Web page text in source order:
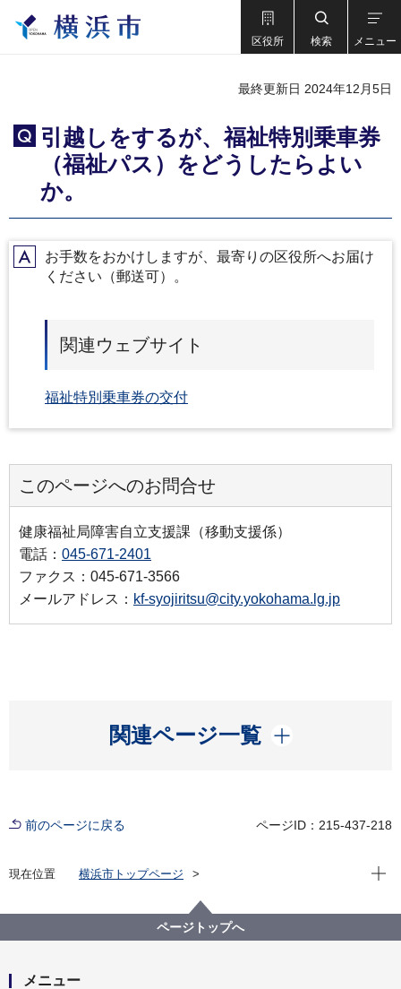
区役所 検索 メニュー
最終更新日 2024年12月5日
Q
引越しをするが、福祉特別乗車券
（福祉パス）をどうしたらよい
か。
Aお手数をおかけしますが、最寄りの区役所へお届け
ください（郵送可）。
関連ウェブサイト
福祉特別乗車券の交付
このページへのお問合せ
健康福祉局障害自立支援課（移動支援係）
電話： 045-671-2401
ファクス：045-671-3566
メールアドレス： kf-syojiritsu@city.yokohama.lg.jp
関連ページ一覧
開く
前のページに戻る ページID：215-437-218
現在位置
横浜市トップページ
健康福祉局
引越しをするが、福祉特別乗車券（福祉パス）をどう
現在
ページトップへ
メニュー